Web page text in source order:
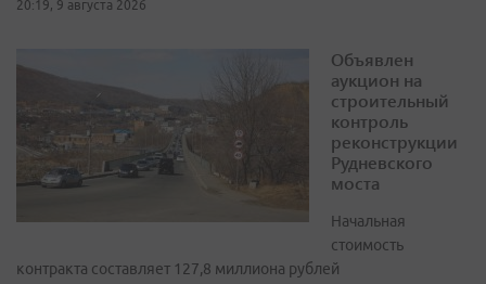
20:19, 9 августа 2026
Объявлен
аукцион на
строительный
контроль
реконструкции
Рудневского
моста
Начальная
стоимость
контракта составляет 127,8 миллиона рублей